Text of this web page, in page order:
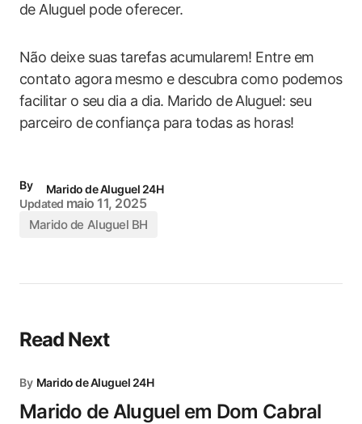
de Aluguel pode oferecer.
Não deixe suas tarefas acumularem! Entre em
contato agora mesmo e descubra como podemos
facilitar o seu⁤ dia a dia. Marido de Aluguel: seu
parceiro de⁤ confiança para todas ‍as horas!
By
Marido de Aluguel 24H
Updated maio 11, 2025
Marido de Aluguel BH
Read Next
By Marido de Aluguel 24H
Marido de Aluguel em Dom Cabral